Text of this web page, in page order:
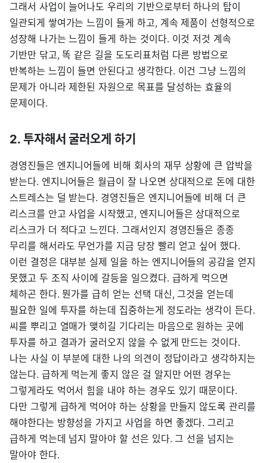
그래서 사업이 늘어나도 우리의 기반으로부터 하나의 탑이
일관되게 쌓여가는 느낌이 들게 하고, 계속 제품이 선형적으로
성장해 나가는 느낌이 들게 하는 것이다. 이것 저것 계속
기반만 닦고, 똑 같은 길을 도도리표처럼 다른 방법으로
반복하는 느낌이 들면 안된다고 생각한다. 이건 그냥 느낌의
문제가 아니라 제한된 자원으로 목표를 달성하는 효율의
문제이다.
2. 투자해서 굴러오게 하기
경영진들은 엔지니어들에 비해 회사의 재무 상황에 큰 압박을
받는다. 엔지니어들은 월급이 잘 나오면 상대적으로 돈에 대한
스트레스는 덜 받는다. 경영진들은 엔지니어들에 비해 더 큰
리스크를 안고 사업을 시작했고, 엔지니어들은 상대적으로
리스크가 더 적다고 느낀다. 그래서인지 경영진들은 종종
무리를 해서라도 무언가를 지금 당장 빨리 얻고 싶어 했다.
이런 결정은 대부분 실제 일을 하는 엔지니어들의 공감을 얻지
못했고 두 조직 사이에 갈등을 일으켰다. 급하게 먹으면
체하곤 한다. 뭔가를 급히 얻는 선택 대신, 그것을 얻는데
필요한 일에 투자를 하는데 집중하는게 정도라는 생각이 든다.
씨를 뿌리고 열매가 맺히길 기다리는 마음으로 원하는 곳에
투자를 하고 결과가 굴러오지 않을 수 없게 만드는 것이다.
나는 사실 이 부분에 대한 나의 의견이 정답이라고 생각하지는
않는다. 급하게 먹는게 좋지 않은 걸 알지만 어떤 경우는
그렇게라도 먹어서 힘을 내야 하는 경우도 있기 때문이다.
다만 그렇게 급하게 먹어야 하는 상황을 만들지 않도록 관리를
해야한다는 방향성을 가지고 사업을 하면 좋겠다. 그리고
급하게 먹는데 넘지 말아야 할 선은 있다. 그 선을 넘지는
말아야 한다.